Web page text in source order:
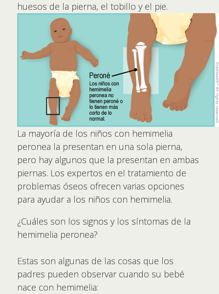
huesos de la pierna, el tobillo y el pie.
La mayoría de los niños con hemimelia
peronea la presentan en una sola pierna,
pero hay algunos que la presentan en ambas
piernas. Los expertos en el tratamiento de
problemas óseos ofrecen varias opciones
para ayudar a los niños con hemimelia.
¿Cuáles son los signos y los síntomas de la
hemimelia peronea?
Estas son algunas de las cosas que los
padres pueden observar cuando su bebé
nace con hemimelia: